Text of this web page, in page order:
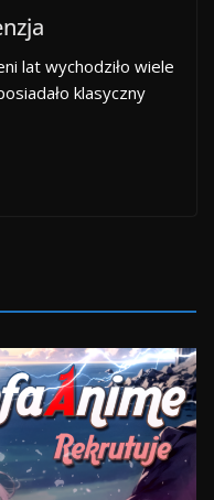
lat wychodziło wiele
klasyczny